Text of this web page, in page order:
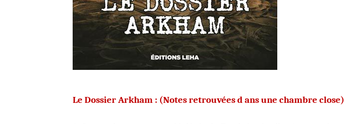
Le Dossier Arkham : (Notes retrouvées d ans une chambre close)